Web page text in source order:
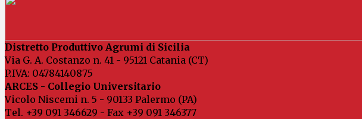
Distretto Produttivo Agrumi di Sicilia
Via G. A. Costanzo n. 41 - 95121 Catania (CT)
P.IVA: 04784140875
ARCES - Collegio Universitario
Vicolo Niscemi n. 5 - 90133 Palermo (PA)
Tel. +39 091 346629 - Fax +39 091 346377